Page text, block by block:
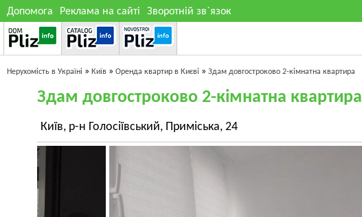
Допомога Реклама на сайті Зворотній зв`язок
Нерухомість в Україні » Київ » Оренда квартир в Києві » Здам довгостроково 2-кімнатна квартира
Здам довгостроково 2-кімнатна квартира
Київ, р-н Голосіївський, Приміська, 24